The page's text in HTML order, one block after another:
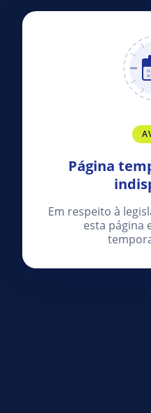
Página
Em respeito à
esta página